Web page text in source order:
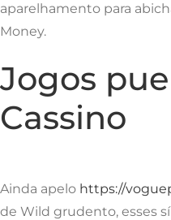
aparelhamento para
Money.
Jogos
Cassino
Ainda apelo https://
de Wild grudento, esses